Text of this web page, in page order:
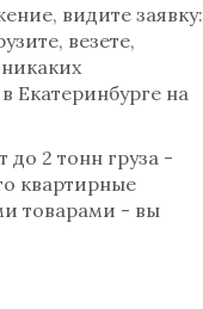
видите заявку:
везете,
Екатеринбурге на
2 тонн груза -
квартирные
товарами - вы